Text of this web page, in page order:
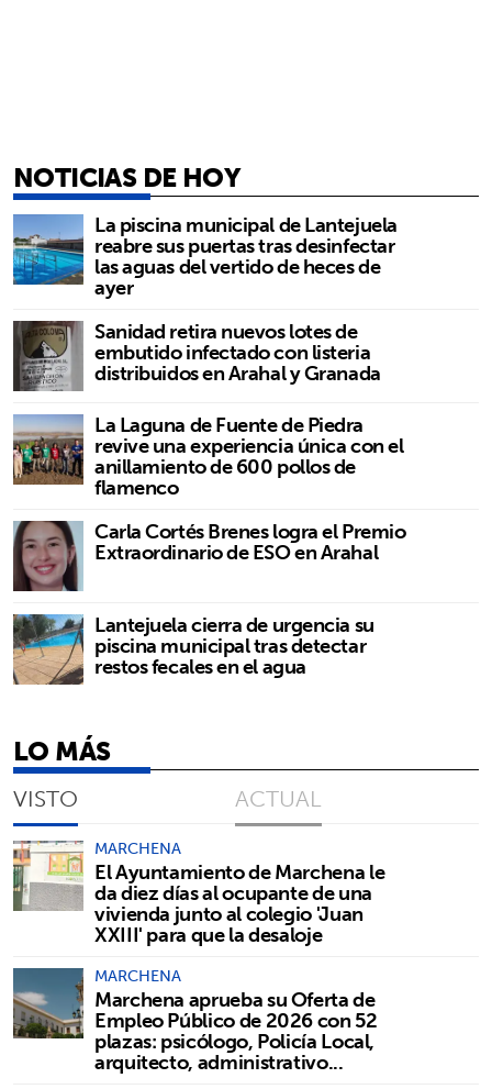
NOTICIAS DE HOY
La piscina municipal de Lantejuela
reabre sus puertas tras desinfectar
las aguas del vertido de heces de
ayer
Sanidad retira nuevos lotes de
embutido infectado con listeria
distribuidos en Arahal y Granada
La Laguna de Fuente de Piedra
revive una experiencia única con el
anillamiento de 600 pollos de
flamenco
Carla Cortés Brenes logra el Premio
Extraordinario de ESO en Arahal
Lantejuela cierra de urgencia su
piscina municipal tras detectar
restos fecales en el agua
LO MÁS
VISTO ACTUAL
MARCHENA
El Ayuntamiento de Marchena le
da diez días al ocupante de una
vivienda junto al colegio 'Juan
XXIII' para que la desaloje
MARCHENA
Marchena aprueba su Oferta de
Empleo Público de 2026 con 52
plazas: psicólogo, Policía Local,
arquitecto, administrativo...